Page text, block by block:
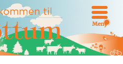
Meny